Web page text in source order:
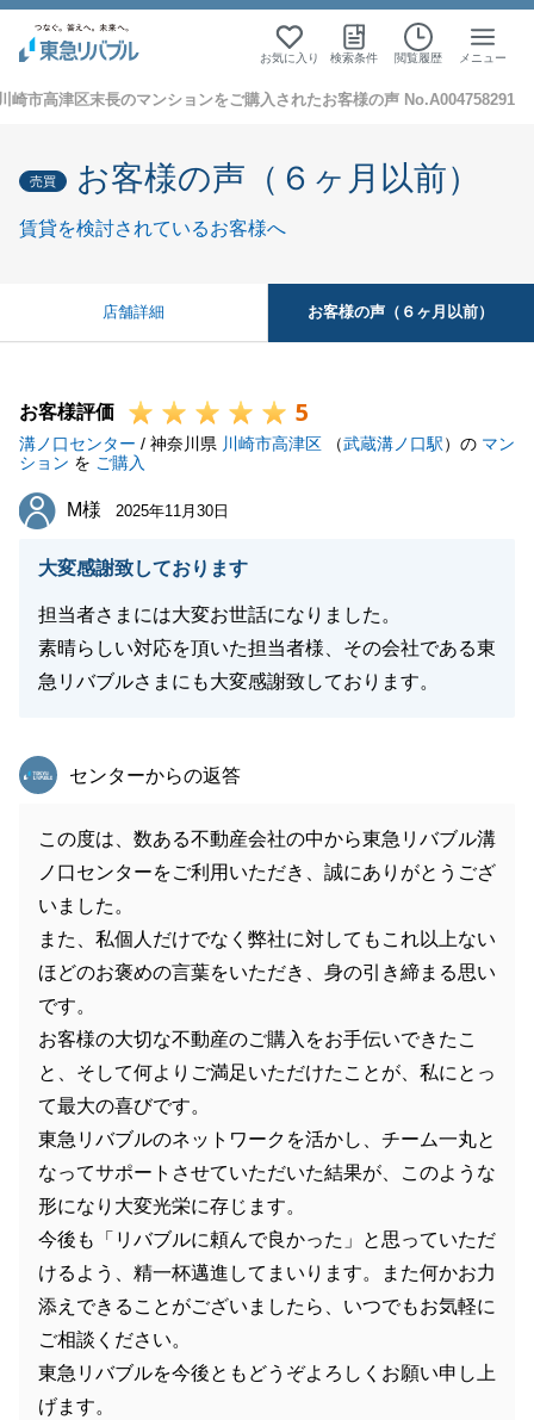
お気に入り 検索条件 閲覧履歴 メニュー
崎市高津区末長のマンションをご購入されたお客様の声 No.A004758291
売買 お客様の声（６ヶ月以前）
賃貸を検討されているお客様へ
店舗詳細 お客様の声（６ヶ月以前）
お客様評価 5
溝ノ口センター / 神奈川県 川崎市高津区 （武蔵溝ノ口駅）の マン
ション を ご購入
M様
M様 2025年11月30日
大変感謝致しております
担当者さまには大変お世話になりました。
素晴らしい対応を頂いた担当者様、その会社である東
急リバブルさまにも大変感謝致しております。
東急リバブル
センターからの返答
この度は、数ある不動産会社の中から東急リバブル溝
ノ口センターをご利用いただき、誠にありがとうござ
いました。
また、私個人だけでなく弊社に対してもこれ以上ない
ほどのお褒めの言葉をいただき、身の引き締まる思い
です。
お客様の大切な不動産のご購入をお手伝いできたこ
と、そして何よりご満足いただけたことが、私にとっ
て最大の喜びです。
東急リバブルのネットワークを活かし、チーム一丸と
なってサポートさせていただいた結果が、このような
形になり大変光栄に存じます。
今後も「リバブルに頼んで良かった」と思っていただ
けるよう、精一杯邁進してまいります。また何かお力
添えできることがございましたら、いつでもお気軽に
ご相談ください。
東急リバブルを今後ともどうぞよろしくお願い申し上
げます。